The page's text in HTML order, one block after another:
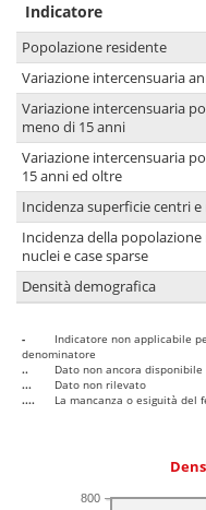
Indicatore
Popolazione residente
Variazione intercensuaria
Variazione intercensuaria
meno di 15 anni
Variazione intercensuaria
15 anni ed oltre
Incidenza superficie centri
Incidenza della
nuclei e case sparse
Densità demografica
-
Indicatore non applicabile
denominatore
..
Dato non ancora disponibile
...
Dato non rilevato
....
La mancanza o esiguità del
800